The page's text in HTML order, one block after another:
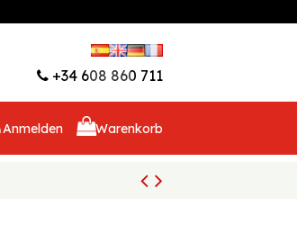
+34 608 860 711
Anmelden Warenkorb